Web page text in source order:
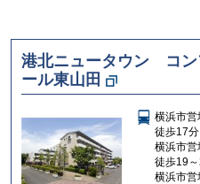
港北ニュータウン コン
ール東山田
横浜市営
徒歩17分
横浜市営
徒歩19
横浜市営